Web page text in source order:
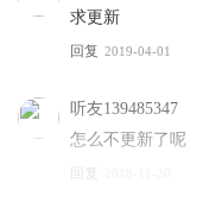
求更新
回复 2019-04-01
听友139485347
怎么不更新了呢
回复